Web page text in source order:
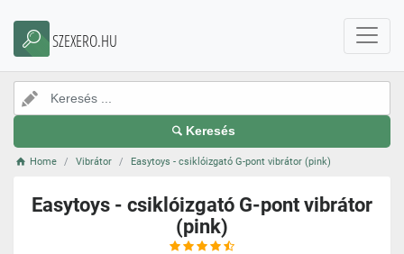
SZEXERO.HU
Keresés
Home Vibrátor Easytoys - csiklóizgató G-pont vibrátor (pink)
Easytoys - csiklóizgató G-pont vibrátor
(pink)